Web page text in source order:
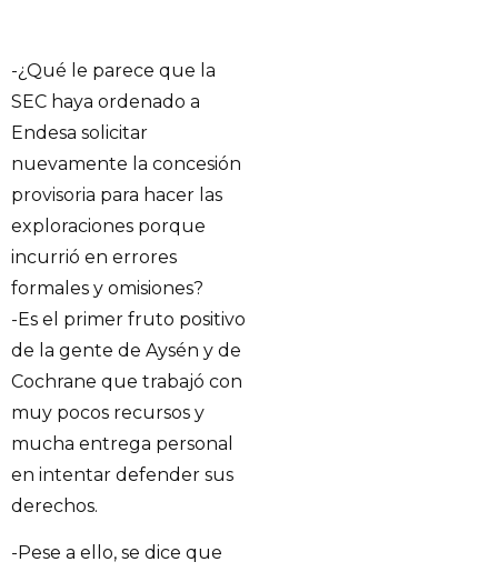
-¿Qué le parece que la
SEC haya ordenado a
Endesa solicitar
nuevamente la concesión
provisoria para hacer las
exploraciones porque
incurrió en errores
formales y omisiones?
-Es el primer fruto positivo
de la gente de Aysén y de
Cochrane que trabajó con
muy pocos recursos y
mucha entrega personal
en intentar defender sus
derechos.
-Pese a ello, se dice que